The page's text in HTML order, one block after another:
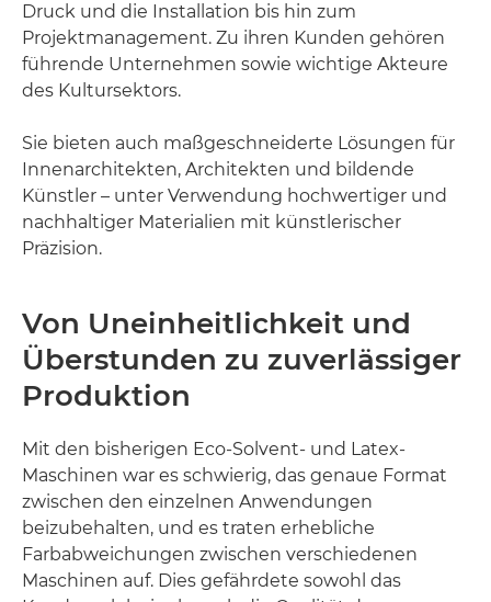
Druck und die Installation bis hin zum
Projektmanagement. Zu ihren Kunden gehören
führende Unternehmen sowie wichtige Akteure
des Kultursektors.
Sie bieten auch maßgeschneiderte Lösungen für
Innenarchitekten, Architekten und bildende
Künstler – unter Verwendung hochwertiger und
nachhaltiger Materialien mit künstlerischer
Präzision.
Von Uneinheitlichkeit und
Überstunden zu zuverlässiger
Produktion
Mit den bisherigen Eco-Solvent- und Latex-
Maschinen war es schwierig, das genaue Format
zwischen den einzelnen Anwendungen
beizubehalten, und es traten erhebliche
Farbabweichungen zwischen verschiedenen
Maschinen auf. Dies gefährdete sowohl das